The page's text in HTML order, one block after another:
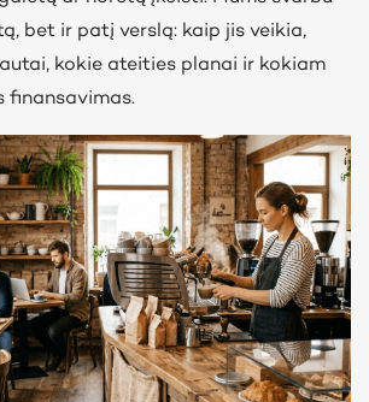
bet ir patį verslą: kaip jis veikia,
kokie ateities planai ir kokiam
finansavimas.